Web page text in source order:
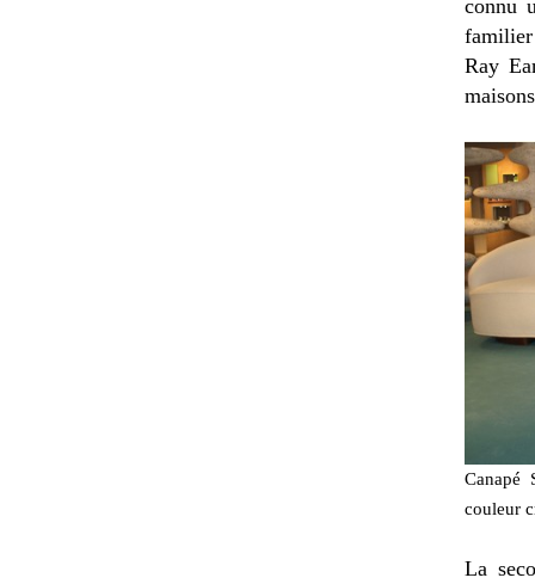
connu
familier
Ray
Canapé
couleur
La